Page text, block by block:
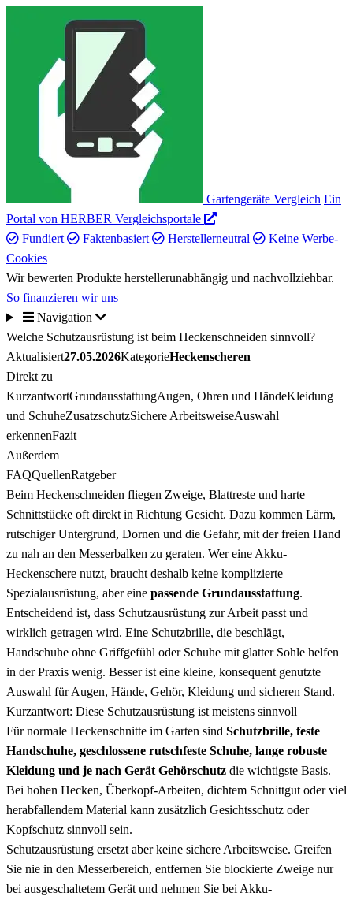
Gartengeräte Vergleich Ein
Portal von HERBER Vergleichsportale
Fundiert
Faktenbasiert Herstellerneutral
Keine Werbe-
Cookies
Wir bewerten Produkte herstellerunabhängig und nachvollziehbar.
So finanzieren wir uns
Navigation
Welche Schutzausrüstung ist beim Heckenschneiden sinnvoll?
Aktualisiert27.05.2026KategorieHeckenscheren
Direkt zu
KurzantwortGrundausstattungAugen, Ohren und HändeKleidung
und SchuheZusatzschutzSichere ArbeitsweiseAuswahl
erkennenFazit
Außerdem
FAQQuellenRatgeber
Beim Heckenschneiden fliegen Zweige, Blattreste und harte
Schnittstücke oft direkt in Richtung Gesicht. Dazu kommen Lärm,
rutschiger Untergrund, Dornen und die Gefahr, mit der freien Hand
zu nah an den Messerbalken zu geraten. Wer eine Akku-
Heckenschere nutzt, braucht deshalb keine komplizierte
Spezialausrüstung, aber eine passende Grundausstattung.
Entscheidend ist, dass Schutzausrüstung zur Arbeit passt und
wirklich getragen wird. Eine Schutzbrille, die beschlägt,
Handschuhe ohne Griffgefühl oder Schuhe mit glatter Sohle helfen
in der Praxis wenig. Besser ist eine kleine, konsequent genutzte
Auswahl für Augen, Hände, Gehör, Kleidung und sicheren Stand.
Kurzantwort: Diese Schutzausrüstung ist meistens sinnvoll
Für normale Heckenschnitte im Garten sind Schutzbrille, feste
Handschuhe, geschlossene rutschfeste Schuhe, lange robuste
Kleidung und je nach Gerät Gehörschutz die wichtigste Basis.
Bei hohen Hecken, Überkopf-Arbeiten, dichtem Schnittgut oder viel
herabfallendem Material kann zusätzlich Gesichtsschutz oder
Kopfschutz sinnvoll sein.
Schutzausrüstung ersetzt aber keine sichere Arbeitsweise. Greifen
Sie nie in den Messerbereich, entfernen Sie blockierte Zweige nur
bei ausgeschaltetem Gerät und nehmen Sie bei Akku-